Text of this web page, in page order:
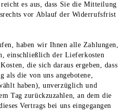
es aus, dass Sie die Mitteilung
vor Ablauf der Widerrufsfrist
haben wir Ihnen alle Zahlungen,
einschließlich der Lieferkosten
die sich daraus ergeben, dass
als die von uns angebotene,
haben), unverzüglich und
Tag zurückzuzahlen, an dem die
Vertrags bei uns eingegangen